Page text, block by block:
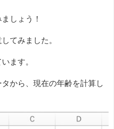
しょう！
てみました。
ます。
から、現在の年齢を計算し